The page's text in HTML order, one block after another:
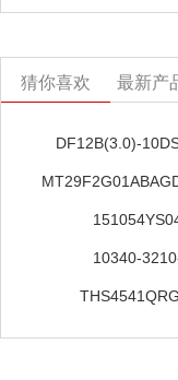
猜你喜欢 最新产
DF12B(3.0)-
10340-